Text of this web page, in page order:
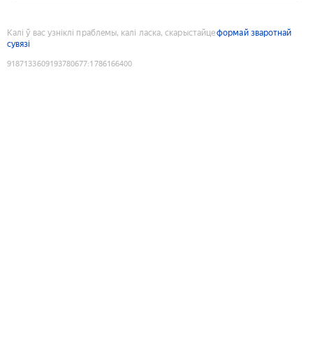
Калі ў вас узніклі праблемы, калі ласка, скарыстайцеформай зваротнай
сувязі
9187133609193780677:1786166400